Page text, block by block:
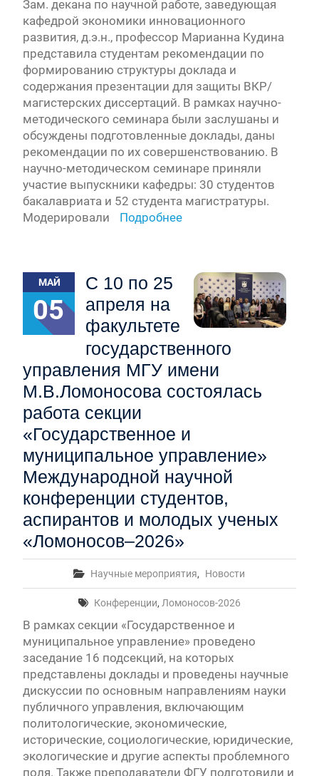
Зам. декана по научной работе, заведующая
кафедрой экономики инновационного
развития, д.э.н., профессор Марианна Кудина
представила студентам рекомендации по
формированию структуры доклада и
содержания презентации для защиты ВКР/
магистерских диссертаций. В рамках научно-
методического семинара были заслушаны и
обсуждены подготовленные доклады, даны
рекомендации по их совершенствованию. В
научно-методическом семинаре приняли
участие выпускники кафедры: 30 студентов
бакалавриата и 52 студента магистратуры.
Модерировали
Подробнее
МАЙ
05
С 10 по 25
апреля на
факультете
государственного
управления МГУ имени
М.В.Ломоносова состоялась
работа секции
«Государственное и
муниципальное управление»
Международной научной
конференции студентов,
аспирантов и молодых ученых
«Ломоносов–2026»
Научные мероприятия, Новости
Конференции, Ломоносов-2026
В рамках секции «Государственное и
муниципальное управление» проведено
заседание 16 подсекций, на которых
представлены доклады и проведены научные
дискуссии по основным направлениям науки
публичного управления, включающим
политологические, экономические,
исторические, социологические, юридические,
экологические и другие аспекты проблемного
поля. Также преподаватели ФГУ подготовили и